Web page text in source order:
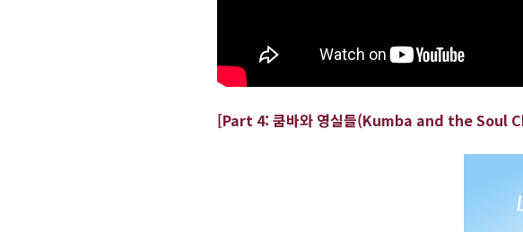
[Part 4: 쿰바와 영실들(Kumba and the Soul